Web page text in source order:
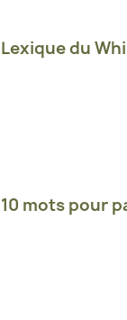
Lexique du
10 mots pour